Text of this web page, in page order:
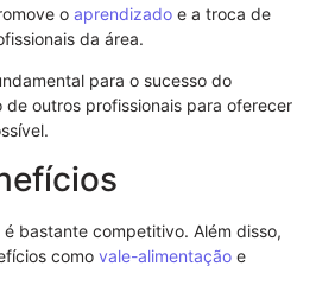
o aprendizado e a troca de
da área.
para o sucesso do
de outros profissionais para oferecer
bastante competitivo. Além disso,
como vale-alimentação e